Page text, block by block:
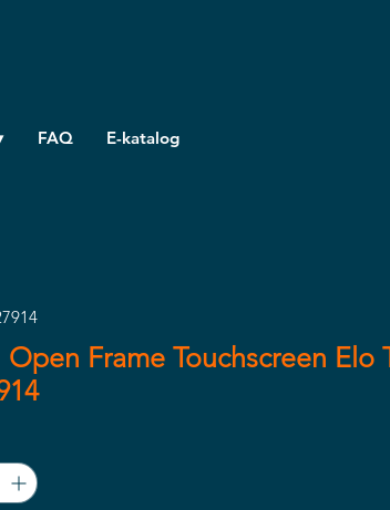
FAQ E-katalog
Frame Touchscreen Elo